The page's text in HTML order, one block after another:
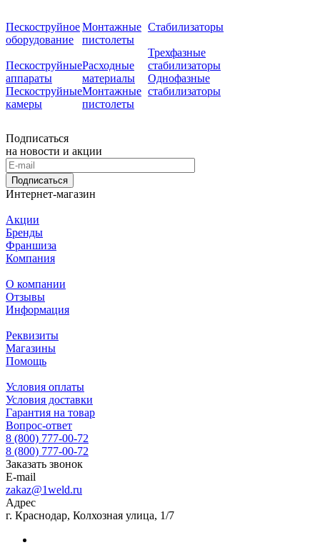
Пескоструйное
оборудование
Пескоструйные
аппараты
Пескоструйные
камеры
Монтажные
пистолеты
Расходные
материалы
Монтажные
пистолеты
Стабилизаторы
Трехфазные
стабилизаторы
Однофазные
стабилизаторы
Подписаться
на новости и акции
Подписаться
Интернет-магазин
Акции
Бренды
Франшиза
Компания
О компании
Отзывы
Информация
Реквизиты
Магазины
Помощь
Условия оплаты
Условия доставки
Гарантия на товар
Вопрос-ответ
8 (800) 777-00-72
8 (800) 777-00-72
Заказать звонок
E-mail
zakaz@1weld.ru
Адрес
г. Краснодар, Колхозная улица, 1/7